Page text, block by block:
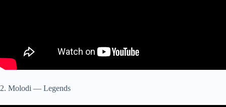
2. Molodi — Legends